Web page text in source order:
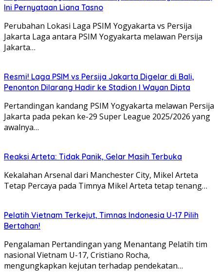
Ini Pernyataan Liana Tasno
Perubahan Lokasi Laga PSIM Yogyakarta vs Persija
Jakarta Laga antara PSIM Yogyakarta melawan Persija
Jakarta…
Resmi! Laga PSIM vs Persija Jakarta Digelar di Bali,
Penonton Dilarang Hadir ke Stadion I Wayan Dipta
Pertandingan kandang PSIM Yogyakarta melawan Persija
Jakarta pada pekan ke-29 Super League 2025/2026 yang
awalnya…
Reaksi Arteta: Tidak Panik, Gelar Masih Terbuka
Kekalahan Arsenal dari Manchester City, Mikel Arteta
Tetap Percaya pada Timnya Mikel Arteta tetap tenang…
Pelatih Vietnam Terkejut, Timnas Indonesia U-17 Pilih
Bertahan!
Pengalaman Pertandingan yang Menantang Pelatih tim
nasional Vietnam U-17, Cristiano Rocha,
mengungkapkan kejutan terhadap pendekatan…